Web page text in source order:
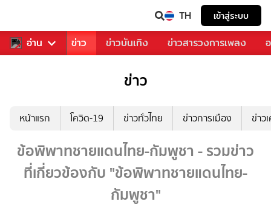
TH เข้าสู่ระบบ
อ่าน
คุณ กีฬา ข่าว ข่าวบันเทิง ข่าวสารวงการเพลง
ข่าว
หน้าแรก โควิด-19 ข่าวทั่วไทย ข่าวการเมือง ข่าว
ข้อพิพาทชายแดนไทย-กัมพูชา - รวมข่าว
ที่เกี่ยวข้องกับ "ข้อพิพาทชายแดนไทย-
กัมพูชา"